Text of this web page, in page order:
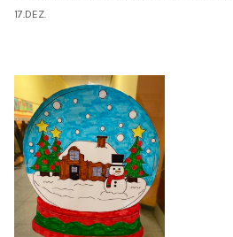
17.DEZ.